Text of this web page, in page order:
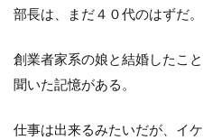
部長は、まだ４０代のはずだ。
創業者家系の娘と結婚したこ
聞いた記憶がある。
仕事は出来るみたいだが、イ